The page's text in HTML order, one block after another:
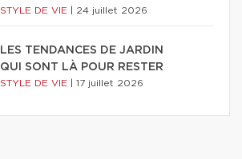
STYLE DE VIE 24 juillet 2026
LES TENDANCES DE JARDIN
QUI SONT LÀ POUR RESTER
STYLE DE VIE 17 juillet 2026